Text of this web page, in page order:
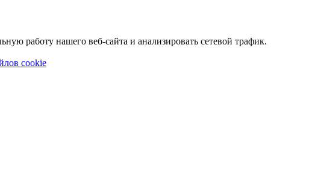
работу нашего веб-сайта и анализировать сетевой трафик.
cookie